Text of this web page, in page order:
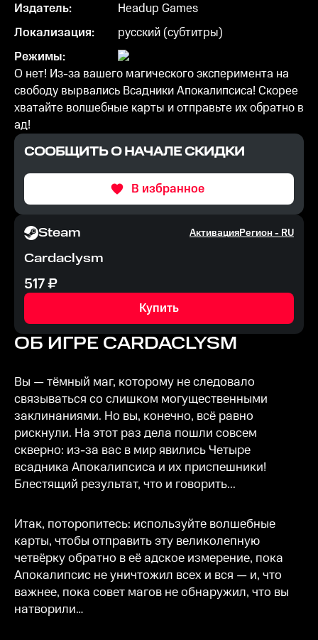
Издатель:
Headup Games
Локализация:
русский (субтитры)
Режимы:
О нет! Из-за вашего магического эксперимента на
свободу вырвались Всадники Апокалипсиса! Скорее
хватайте волшебные карты и отправьте их обратно в
ад!
СООБЩИТЬ О НАЧАЛЕ СКИДКИ
В избранное
Steam АктивацияРегион -RU
Cardaclysm
517₽
Купить
ОБ ИГРЕ CARDACLYSM
Вы — тёмный маг, которому не следовало
связываться со слишком могущественными
заклинаниями. Но вы, конечно, всё равно
рискнули. На этот раз дела пошли совсем
скверно: из-за вас в мир явились Четыре
всадника Апокалипсиса и их приспешники!
Блестящий результат, что и говорить...
Итак, поторопитесь: используйте волшебные
карты, чтобы отправить эту великолепную
четвёрку обратно в её адское измерение, пока
Апокалипсис не уничтожил всех и вся — и, что
важнее, пока совет магов не обнаружил, что вы
натворили…